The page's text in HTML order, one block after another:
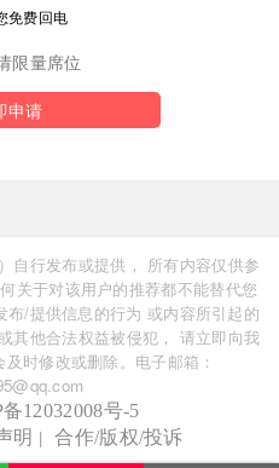
免费回电
申请
自行发布或提供， 所有内容仅供参
关于对该用户的推荐都不能替代您
/提供信息的行为 或内容所引起的
其他合法权益被侵犯， 请立即向我
时修改或删除。电子邮箱：
12032008号-5
明 | 合作/版权/投诉